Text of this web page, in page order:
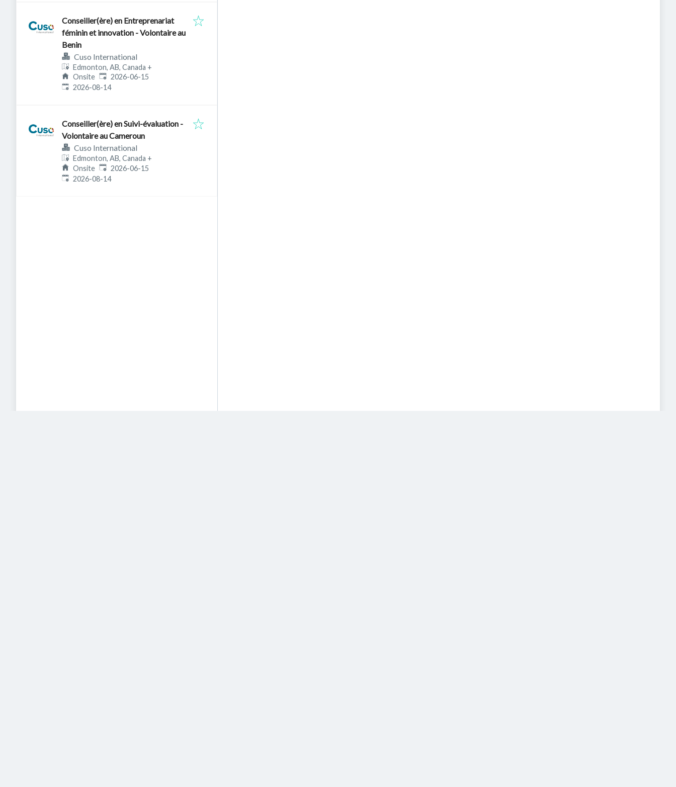
Conseiller(ère) en Entreprenariat
féminin et innovation - Volontaire au
Benin
Cuso International
Edmonton, AB, Canada +
Onsite Published:
2026-06-15
Expires:
2026-08-14
Conseiller(ère) en Suivi-évaluation -
Volontaire au Cameroun
Cuso International
Edmonton, AB, Canada +
Onsite Published:
2026-06-15
Expires:
2026-08-14